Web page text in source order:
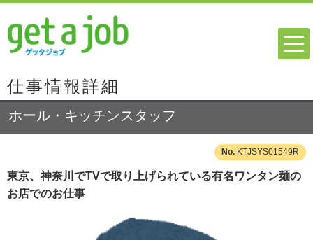
仕事情報詳細
ホール・キッチンスタッフ
KTJSYS01549R
東京、神奈川でTVで取り上げられている有名ワンタン麺の
お店でのお仕事